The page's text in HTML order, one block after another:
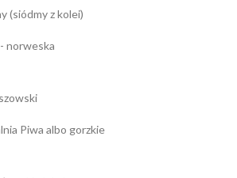
(siódmy z kolei)
norweska
Piwa albo gorzkie